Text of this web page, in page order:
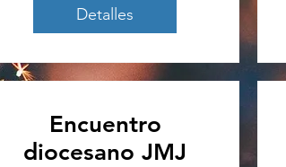
Detalles
Encuentro
diocesano JMJ